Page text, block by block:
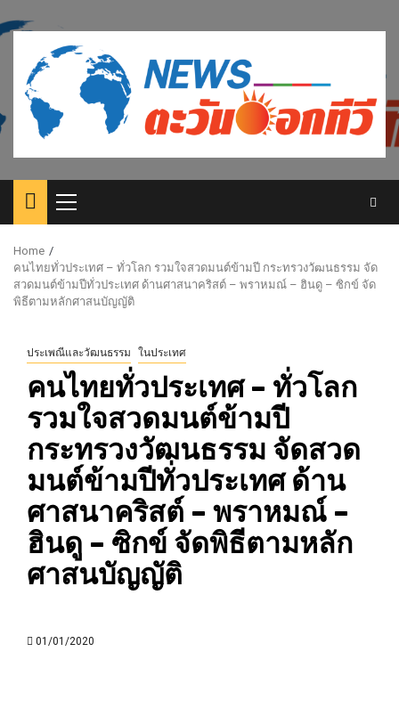
to
content
Primary
Menu
Home
คนไทยทั่วประเทศ – ทั่วโลก รวมใจสวดมนต์ข้ามปี กระทรวงวัฒนธรรม จัด
สวดมนต์ข้ามปีทั่วประเทศ ด้านศาสนาคริสต์ – พราหมณ์ – ฮินดู – ซิกข์ จัด
พิธีตามหลักศาสนบัญญัติ
ประเพณีและวัฒนธรรม ในประเทศ
คนไทยทั่วประเทศ – ทั่วโลก
รวมใจสวดมนต์ข้ามปี
กระทรวงวัฒนธรรม จัดสวด
มนต์ข้ามปีทั่วประเทศ ด้าน
ศาสนาคริสต์ – พราหมณ์ –
ฮินดู – ซิกข์ จัดพิธีตามหลัก
ศาสนบัญญัติ
01/01/2020